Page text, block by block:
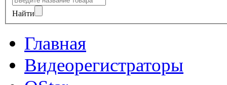
Найти
Главная
Видеорегистраторы